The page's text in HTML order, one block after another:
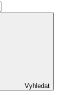
Vyhledat